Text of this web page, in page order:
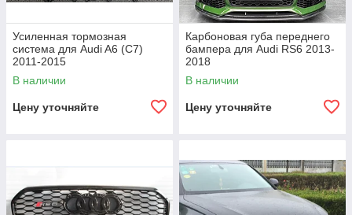
Усиленная тормозная
система для Audi A6 (C7)
2011-2015
В наличии
Цену уточняйте
Карбоновая губа переднего
бампера для Audi RS6 2013-
2018
В наличии
Цену уточняйте